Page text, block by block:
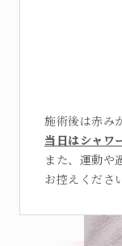
施術後は赤み
当日はシャワ
また、運動や
お控えくださ